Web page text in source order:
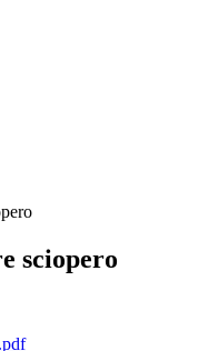
sciopero